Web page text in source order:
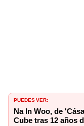
PUEDES VER:
Na In Woo, de
Cube tras 12 años